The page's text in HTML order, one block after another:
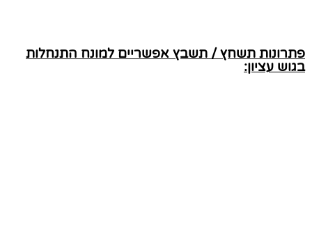
פתרונות תשחץ / תשבץ אפשריים למונח התנחלות
בגוש עציון: